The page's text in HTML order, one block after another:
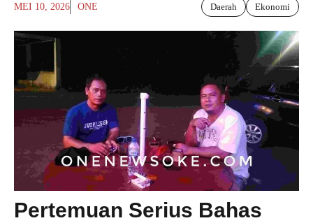
MEI 10, 2026 ONE Daerah Ekonomi
Pertemuan Serius Bahas